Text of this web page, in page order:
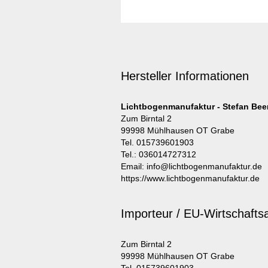
Hersteller Informationen
Lichtbogenmanufaktur - Stefan
Zum Birntal 2
99998 Mühlhausen OT Grabe
Tel. 015739601903
Tel.: 036014727312
Email: info@lichtbogenmanufaktur.de
https://www.lichtbogenmanufaktur.de
Importeur / EU-
Zum Birntal 2
99998 Mühlhausen OT Grabe